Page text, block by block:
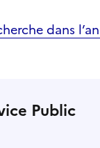
dans
Public